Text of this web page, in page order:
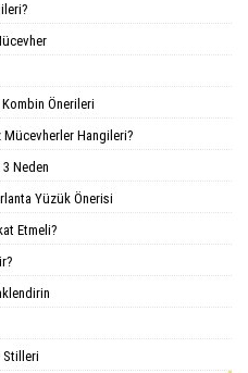
Önerileri
Mücevherler Hangileri?
Neden
Yüzük Önerisi
Etmeli?
Stilleri